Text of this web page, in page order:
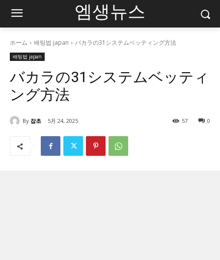
엠생뉴스
ホーム 배팅법 japan バカラの31システムベッティング方法
배팅법 japan
バカラの31システムベッティ
ング方法
By 잡초 5月 24, 2025 0
57